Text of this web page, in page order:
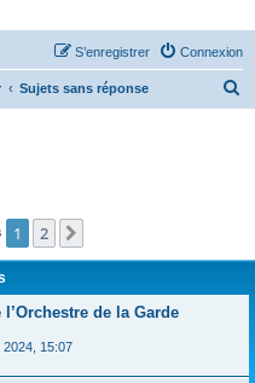
Connexion
S’enregistrer
Sujets sans réponse
c
1 2
de la Garde
2024, 15:07